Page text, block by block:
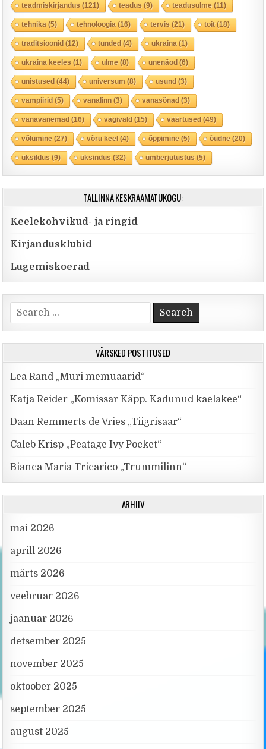
teadmiskirjandus (121) teadus (9) teadusulme (11)
tehnika (5) tehnoloogia (16) tervis (21) toit(18)
traditsioonid(12) tunded(4) ukraina (1)
ukraina keeles (1) ulme (8) unenäod(6)
unistused(44) universum (8) usund(3)
vampiirid(5) vanalinn(3) vanasõnad(3)
vanavanemad(16) vägivald(15) väärtused(49)
võlumine (27) võru keel(4) õppimine (5) õudne (20)
üksildus (9) üksindus (32) ümberjutustus (5)
TALLINNA KESKRAAMATUKOGU:
Keelekohvikud- ja ringid
Kirjandusklubid
Lugemiskoerad
Search for:
VÄRSKED POSTITUSED
Lea Rand „Muri memuaarid“
Katja Reider „Komissar Käpp. Kadunud kaelakee“
Daan Remmerts de Vries „Tiigrisaar“
Caleb Krisp „Peatage Ivy Pocket“
Bianca Maria Tricarico „Trummilinn“
ARHIIV
mai 2026
aprill 2026
märts 2026
veebruar 2026
jaanuar 2026
detsember 2025
november 2025
oktoober 2025
september 2025
august 2025